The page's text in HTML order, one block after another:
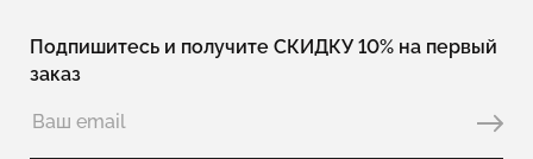
Подпишитесь и получите СКИДКУ 10% на первый
заказ